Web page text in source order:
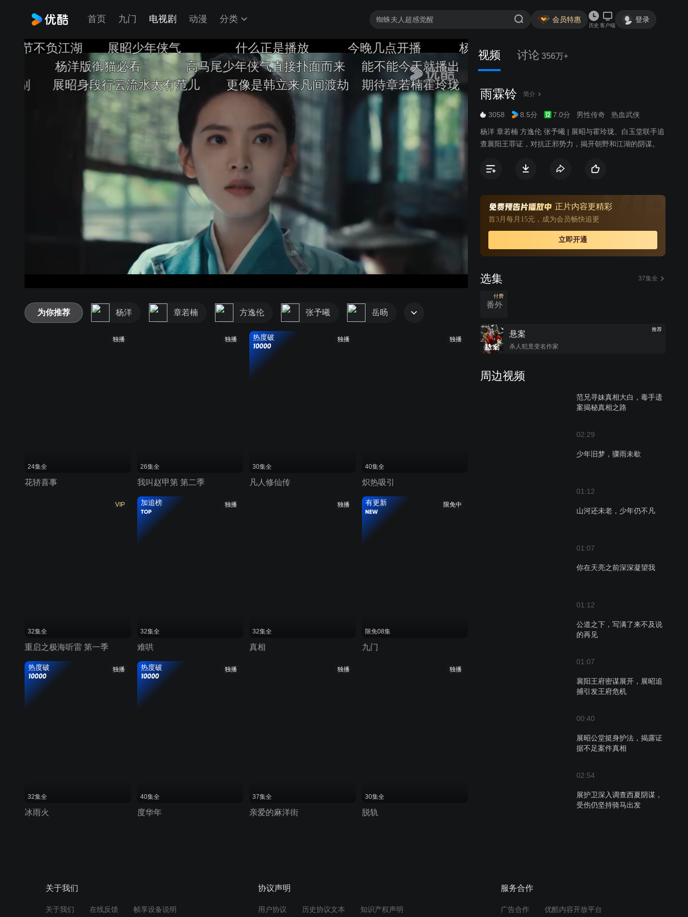
首页 九门 电视剧 动漫 分类 会员特惠
历史 客户端
登录
负江湖
杨洋版御猫必看
展昭身段行云流水太有范儿
展昭少年侠气
高马尾少年侠气直接扑面而来
什么正是播放
更像是韩立来凡间渡劫
今晚几点开播
能不能今天就播出
期待章若楠霍玲珑
杨洋侠客味十足
217
字幕组加鸡腿
这个剧质感不错哟
越看越觉得这展昭适配度满分
视频 讨论 356万+
雨霖铃 简介
3058 8.5分 7.0分 男性传奇 热血武侠
杨洋 章若楠 方逸伦 张予曦 | 展昭与霍玲珑、白玉堂联手追
查襄阳王罪证，对抗正邪势力，揭开朝野和江湖的阴谋。
正片内容更精彩
首3月每月15元，成为会员畅快追更
立即开通
选集 37集全
付费
番外
悬案
杀人犯竟变名作家
推荐
周边视频
范兄寻妹真相大白，毒手遗
案揭秘真相之路
02:29
少年旧梦，骤雨未歇
01:12
山河还未老，少年仍不凡
01:07
你在天亮之前深深凝望我
01:12
公道之下，写满了来不及说
的再见
01:07
襄阳王府密谋展开，展昭追
捕引发王府危机
00:40
展昭公堂挺身护法，揭露证
据不足案件真相
02:54
展护卫深入调查西夏阴谋，
受伤仍坚持骑马出发
展昭夜闯县衙揭露旧案，真
为你推荐 杨洋 章若楠 方逸伦 张予曦 岳旸
独播
24集全
花轿喜事
独播
26集全
我叫赵甲第 第二季
独播
热度破
30集全
凡人修仙传
独播
40集全
炽热吸引
VIP
32集全
重启之极海听雷 第一季
独播
加追榜
32集全
难哄
独播
32集全
真相
限免中
有更新
限免08集
九门
独播
热度破
32集全
冰雨火
独播
热度破
40集全
度华年
独播
37集全
亲爱的麻洋街
独播
30集全
脱轨
关于我们
关于我们 在线反馈 帧享设备说明
协议声明
用户协议 历史协议文本 知识产权声明
服务合作
广告合作 优酷内容开放平台